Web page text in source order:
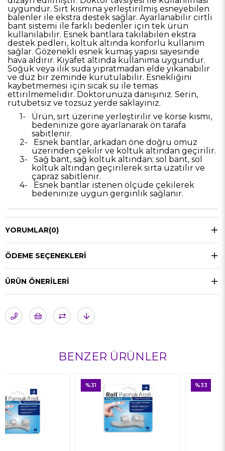
uygundur. Sırt kısmına yerleştirilmiş esneyebilen
balenler ile ekstra destek sağlar. Ayarlanabilir cirtli
bant sistemi ile farklı bedenler için tek ürün
kullanılabilir. Esnek bantlara takılabilen ekstra
destek pedleri, koltuk altında konforlu kullanım
sağlar. Gözenekli esnek kumaş yapısı sayesinde
hava aldırır. Kıyafet altında kullanıma uygundur.
Soğuk veya ilik suda yıpratmadan elde yıkanabilir
ve düz bir zeminde kurutulabilir. Esnekliğini
kaybetmemesi için sıcak su ile temas
ettirilmemelidir. Doktorunuza danışınız. Serin,
rutubetsiz ve tozsuz yerde saklayınız.
1-
Ürün, sırt üzerine yerleştirilir ve korse kısmı,
bedeninize göre ayarlanarak ön tarafa
sabitlenir.
2-
Esnek bantlar, arkadan öne doğru omuz
üzerinden çekilir ve koltuk altından geçirilir.
3-
Sağ bant, sağ koltuk altından; sol bant, sol
koltuk altından geçirilerek sırta uzatılır ve
çapraz sabitlenir.
4-
Esnek bantlar istenen ölçüde çekilerek
bedeninize uygun gerginlik sağlanır.
YORUMLAR(0)
ÖDEME SEÇENEKLERI
ÜRÜN ÖNERILERI
BENZER ÜRÜNLER
%33